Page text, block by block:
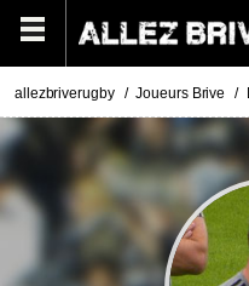
allezbriverugby Joueurs Brive